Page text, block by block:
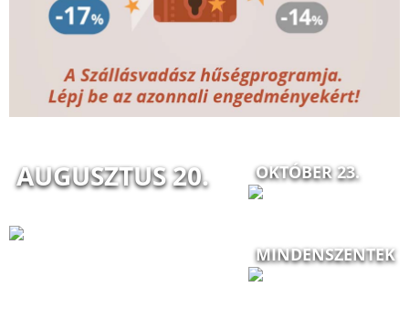
AUGUSZTUS 20. OKTÓBER 23.
MINDENSZENTEK